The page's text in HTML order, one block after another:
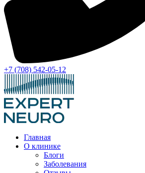
+7 (708) 542-05-12
Главная
О клинике
Блоги
Заболевания